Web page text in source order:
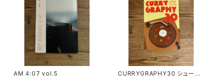
AM 4:07 vol.5
CURRYGRAPHY30 シューベ